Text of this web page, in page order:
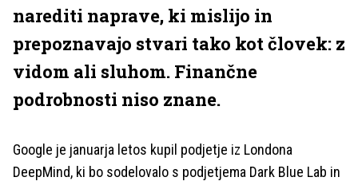
narediti naprave, ki mislijo in
prepoznavajo stvari tako kot človek: z
vidom ali sluhom. Finančne
podrobnosti niso znane.
Google je januarja letos kupil podjetje iz Londona
DeepMind, ki bo sodelovalo s podjetjema Dark Blue Lab in